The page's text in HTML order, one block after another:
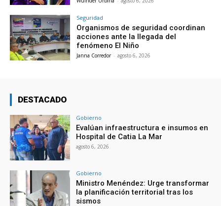
Seguridad
Organismos de seguridad coordinan
acciones ante la llegada del
fenómeno El Niño
Janna Corredor - agosto 6, 2026
DESTACADO
Gobierno
Evalúan infraestructura e insumos en
Hospital de Catia La Mar
agosto 6, 2026
Gobierno
Ministro Menéndez: Urge transformar
la planificación territorial tras los
sismos